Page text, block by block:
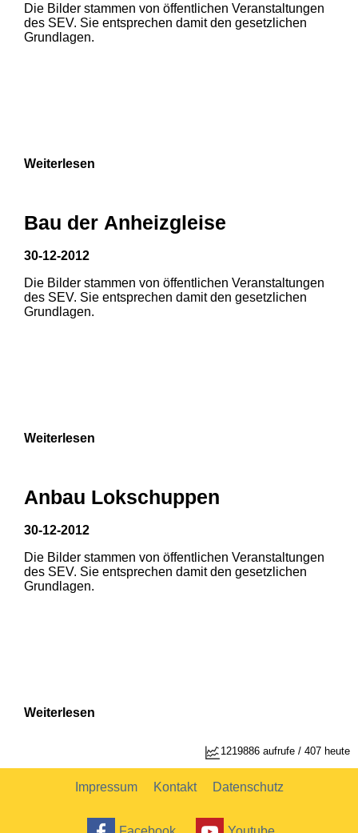
1 2
1 2
1 2
Die Bilder stammen von öffentlichen Veranstaltungen
des SEV. Sie entsprechen damit den gesetzlichen
Grundlagen.
Weiterlesen
Bau der Anheizgleise
30-12-2012
Die Bilder stammen von öffentlichen Veranstaltungen
des SEV. Sie entsprechen damit den gesetzlichen
Grundlagen.
Weiterlesen
Anbau Lokschuppen
30-12-2012
Die Bilder stammen von öffentlichen Veranstaltungen
des SEV. Sie entsprechen damit den gesetzlichen
Grundlagen.
Weiterlesen
1219886 aufrufe / 407 heute
Impressum Kontakt Datenschutz